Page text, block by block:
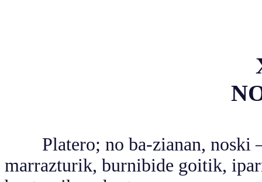
Platero; no ba-zianan, noski
marrazturik, burnibide goitik,